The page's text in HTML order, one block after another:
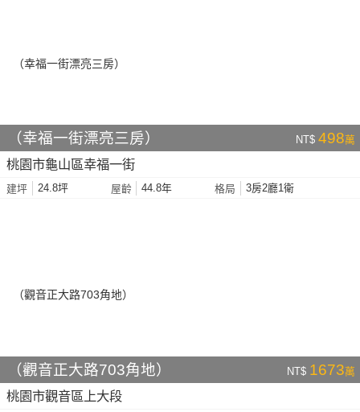
（幸福一街漂亮三房） NT$ 498萬
桃園市龜山區幸福一街
建坪 24.8坪 屋齡 44.8年 格局 3房2廳1衛
（觀音正大路703角地） NT$ 1673萬
桃園市觀音區上大段